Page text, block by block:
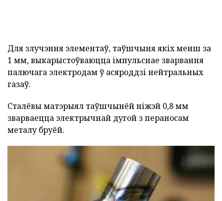
Для злучэння элементаў, таўшчыня якіх менш за
1 мм, выкарыстоўваюцца імпульснае зварвання
палючага электродам ў асяроддзі нейтральных
газаў.
Сталёвы матэрыял таўшчынёй ніжэй 0,8 мм
зварваецца электрычнай дугой з пераносам
металу бруёй.